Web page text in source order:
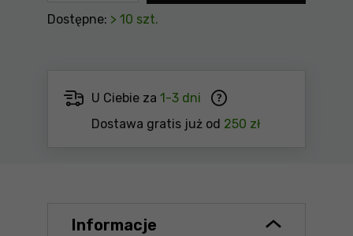
Dostępne: > 10 szt.
U Ciebie za 1-3 dni
Dostawa gratis już od 250 zł
Informacje